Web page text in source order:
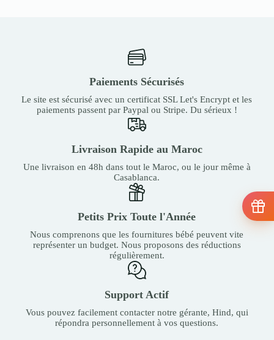
Paiements Sécurisés
Le site est sécurisé avec un certificat SSL Let's Encrypt et les
paiements passent par Paypal ou Stripe. Du sérieux !
Livraison Rapide au Maroc
Une livraison en 48h dans tout le Maroc, ou le jour même à
Casablanca.
Petits Prix Toute l'Année
Nous comprenons que les fournitures bébé peuvent vite
représenter un budget. Nous proposons des réductions
régulièrement.
Support Actif
Vous pouvez facilement contacter notre gérante, Hind, qui
répondra personnellement à vos questions.